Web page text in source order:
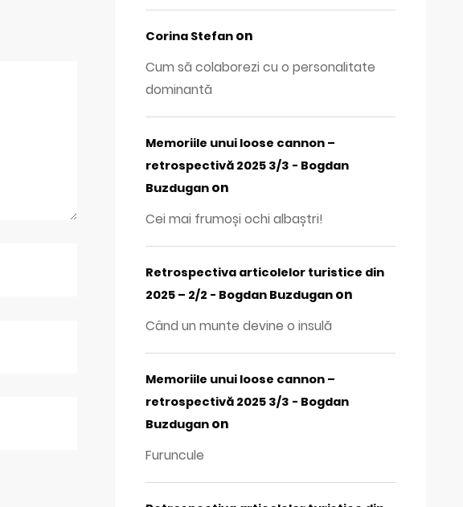
Corina Stefan on
Cum să colaborezi cu o personalitate
dominantă
Memoriile unui loose cannon –
retrospectivă 2025 3/3 - Bogdan
Buzdugan on
Cei mai frumoși ochi albaștri!
Retrospectiva articolelor turistice din
2025 – 2/2 - Bogdan Buzdugan on
Când un munte devine o insulă
Memoriile unui loose cannon –
retrospectivă 2025 3/3 - Bogdan
Buzdugan on
Furuncule